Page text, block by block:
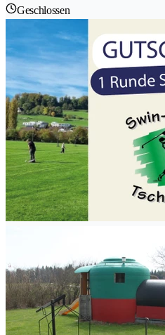
Geschlossen